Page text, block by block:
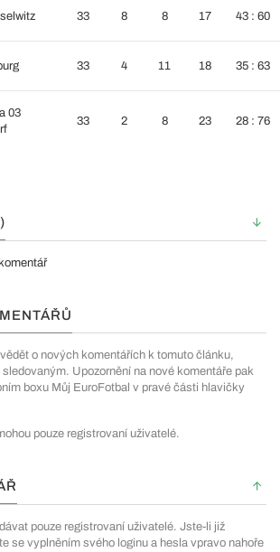
33 8 8 17 43 : 60
33 4 11 18 35 : 63
03
33 2 8 23 28 : 76
o nových komentářích k tomuto článku,
Upozornění na nové komentáře pak
boxu Můj EuroFotbal v pravé části hlavičky
pouze registrovaní uživatelé.
pouze registrovaní uživatelé. Jste-li již
se vyplněním svého loginu a hesla vpravo nahoře